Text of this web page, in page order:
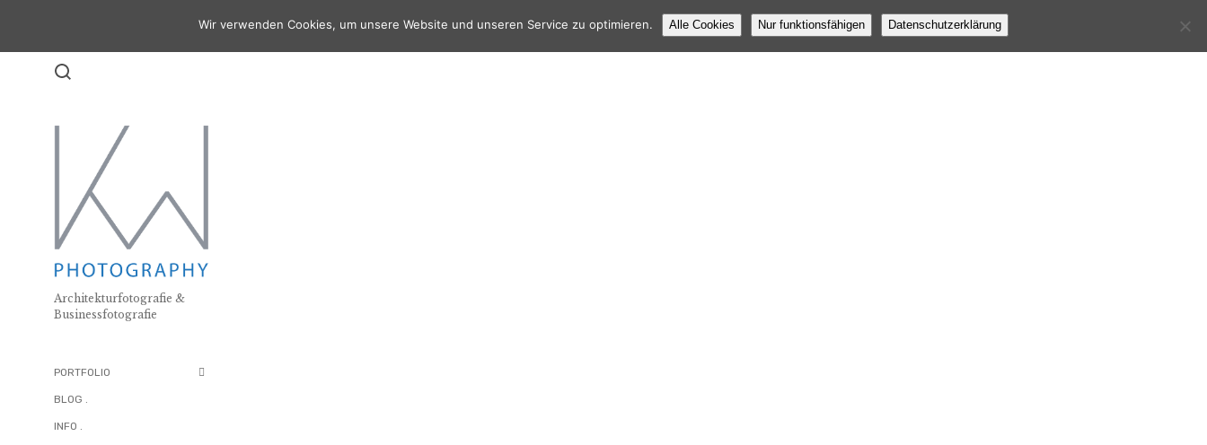
Architekturfotografie &
Businessfotografie
PORTFOLIO
BLOG .
INFO .
Beitragsnavigation
ARCHITEKTURFOTOGRAFIE SOPHIENKIRCHE DENKMAL AM POSTPLATZ IN DRESDEN WEBSEITE VERÖFFENTLICHUNG MÜLLER HOLZVERARBEITUNG
Wir verwenden Cookies, um unsere Website und unseren Service zu optimieren. Alle Cookies Nur funktionsfähigen Datenschutzerklärung